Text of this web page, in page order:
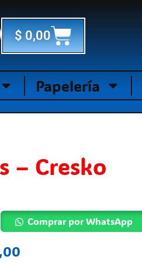
$0,00Cart
Papelería
– Cresko
Comprar por WhatsApp